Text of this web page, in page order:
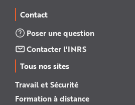
Contact
Poser une question
Contacter l'INRS
Tous nos sites
Travail et Sécurité
Formation à distance